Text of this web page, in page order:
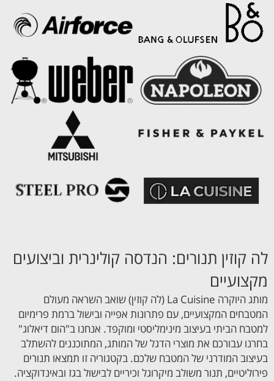
לה קוזין תנורים: הנדסה קולינרית וביצועים
מקצועיים
מותג היוקרה La Cuisine (לה קוזין) שואב השראה מעולם
המטבחים המקצועיים, עם פתרונות אפייה ובישול ברמת פרימיום
למטבח הביתי בעיצוב מינימליסטי ומוקפד. אנחנו ב"הום דיאלוג"
בחרנו עבורכם את מוצרי הדגל של המותג, המתוכננים להשתלב
בעיצוב המודרני של המטבח שלכם. בקטגוריה זו תמצאו תנורים
פירוליטיים, תנור משולב מיקרוגל וכיריים לבישול בגז ובאינדוקציה.